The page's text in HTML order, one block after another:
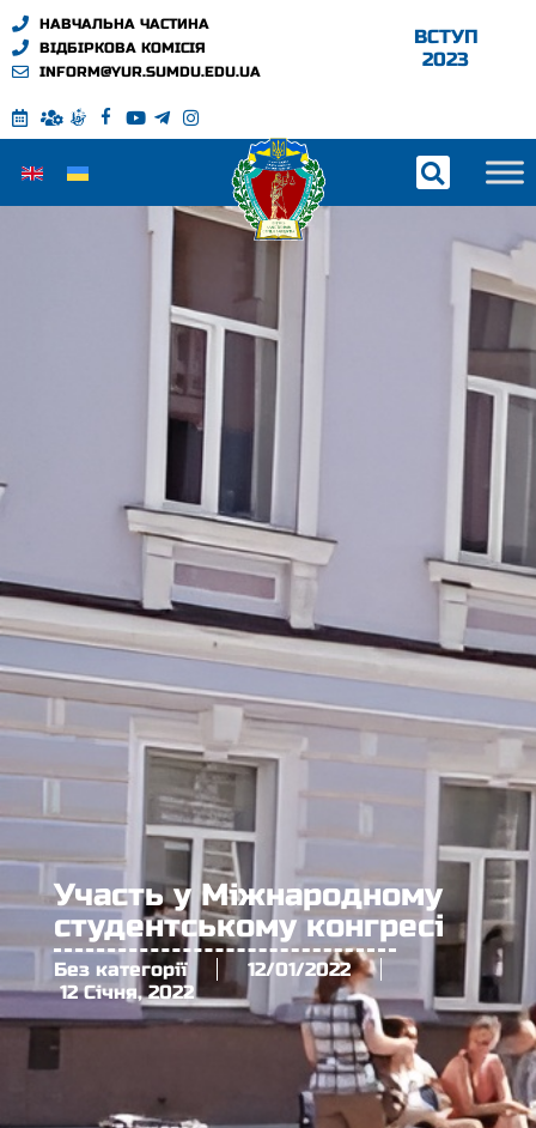
НАВЧАЛЬНА ЧАСТИНА
ВІДБІРКОВА КОМІСІЯ
INFORM@YUR.SUMDU.EDU.UA
ВСТУП
2023
Участь у Міжнародному
студентському конгресі
Без категорії
12/01/2022
12 Січня, 2022